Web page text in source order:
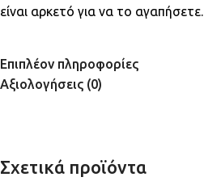
είναι αρκετό για να το αγαπήσετε.
Επιπλέον πληροφορίες
Αξιολογήσεις (0)
Σχετικά προϊόντα